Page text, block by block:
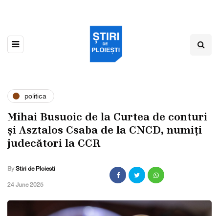
politica
Mihai Busuoic de la Curtea de conturi
și Asztalos Csaba de la CNCD, numiți
judecători la CCR
By Stiri de Ploiesti
,24 June 2025